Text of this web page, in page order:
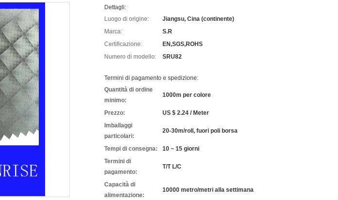
Dettagli:
Luogo di origine:
Jiangsu, Cina (continente)
Marca:
S.R
Certificazione:
EN,SGS,ROHS
Numero di modello:
SRU82
Termini di pagamento e spedizione:
Quantità di ordine
minimo:
1000m per colore
Prezzo:
US $ 2.24 / Meter
Imballaggi
particolari:
20-30m/roll, fuori poli borsa
Tempi di consegna:
10 ~ 15 giorni
Termini di
pagamento:
T/T L/C
Capacità di
alimentazione:
10000 metro/metri alla settimana